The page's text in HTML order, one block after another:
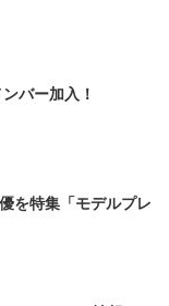
バー加入！
を特集「モデルプレ